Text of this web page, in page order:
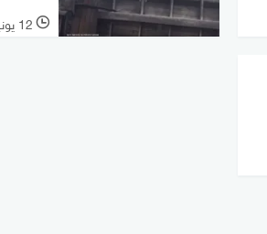
l 12 يونيو 2019